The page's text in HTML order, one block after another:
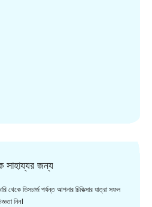
সাহায্যর জন্য
থেকে ডিসচার্জ পর্যন্ত আপনার চিকিত্সার যাত্রা সফল
নিন।